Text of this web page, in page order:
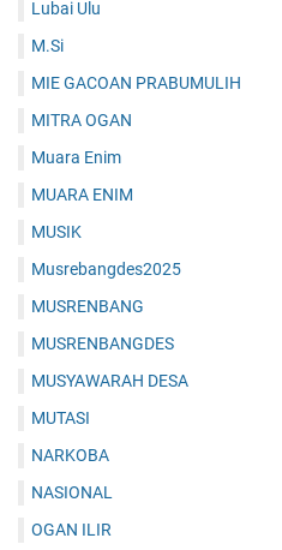
Lubai Ulu
M.Si
MIE GACOAN PRABUMULIH
MITRA OGAN
Muara Enim
MUARA ENIM
MUSIK
Musrebangdes2025
MUSRENBANG
MUSRENBANGDES
MUSYAWARAH DESA
MUTASI
NARKOBA
NASIONAL
OGAN ILIR